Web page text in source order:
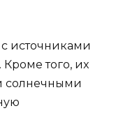
источниками
того, их
солнечными